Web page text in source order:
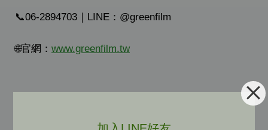
📞06-2894703｜LINE：@greenfilm
🌐官網： www.greenfilm.tw